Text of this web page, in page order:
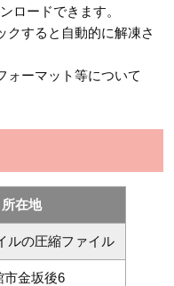
ロードできます。
クすると自動的に解凍さ
ォーマット等について
所在地
ルの圧縮ファイル
市金坂後6